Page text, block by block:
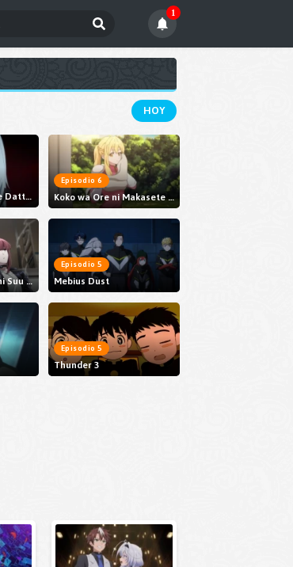
1
HOY
Tensei shitara Slime Datta Ken 4th Season
Episodio 6
Koko wa Ore ni Makasete Saki ni Ike to Itte kara 10-nen ga Tattara Densetsu ni Natteita.
Super no Ura de Yani Suu Futari
Episodio 5
Mebius Dust
Episodio 5
Thunder 3